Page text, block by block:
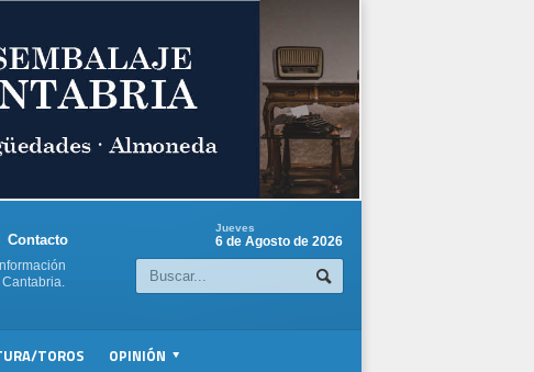
Contacto
Jueves
6 de Agosto de 2026
TOROS OPINIÓN